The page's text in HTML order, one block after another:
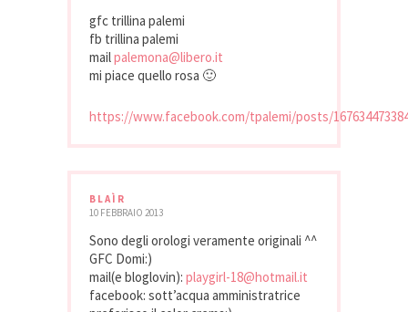
gfc trillina palemi
fb trillina palemi
mailpalemona@libero.it
mi piace quello rosa 🙂
https://www.facebook.com/tpalemi/posts/
BLAÌR
10 FEBBRAIO 2013
Sono degli orologi veramente originali ^^
GFC Domi:)
mail(e bloglovin): playgirl-18@hotmail.it
facebook: sott’acqua amministratrice